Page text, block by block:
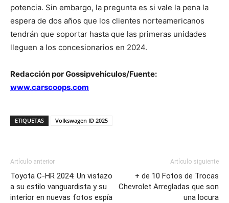
potencia. Sin embargo, la pregunta es si vale la pena la
espera de dos años que los clientes norteamericanos
tendrán que soportar hasta que las primeras unidades
lleguen a los concesionarios en 2024.
Redacción por Gossipvehículos/Fuente:
www.carscoops.com
ETIQUETAS Volkswagen ID 2025
Artículo anterior
Toyota C-HR 2024: Un vistazo
a su estilo vanguardista y su
interior en nuevas fotos espía
Artículo siguiente
+ de 10 Fotos de Trocas
Chevrolet Arregladas que son
una locura